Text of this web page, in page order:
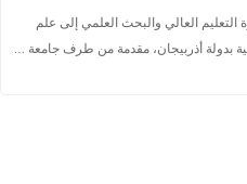
التعليم العالي والبحث العلمي إلى علم
بدولة أذربيجان، مقدمة من طرف جامعة …